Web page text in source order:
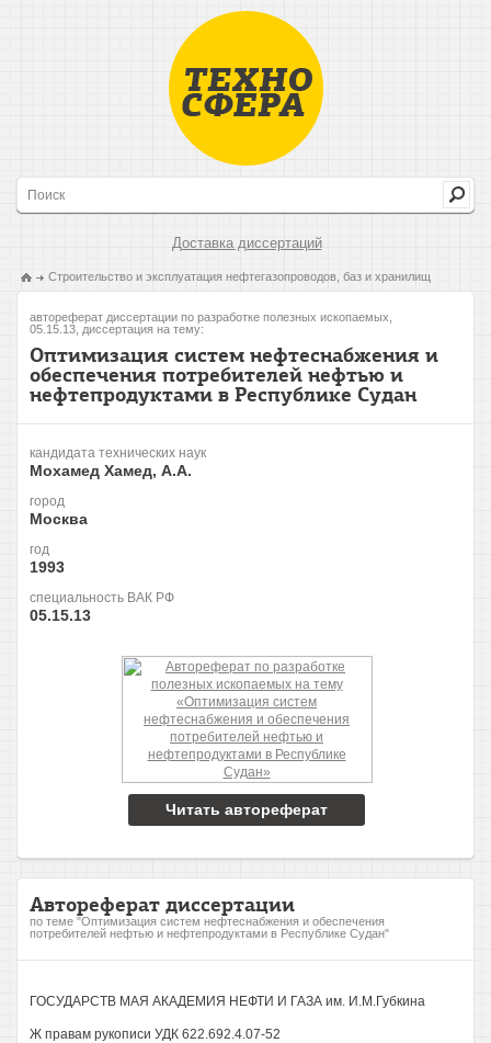
Доставка диссертаций
Строительство и эксплуатация нефтегазопроводов, баз и хранилищ
автореферат диссертации по разработке полезных ископаемых,
05.15.13, диссертация на тему:
Оптимизация систем нефтеснабжения и
обеспечения потребителей нефтью и
нефтепродуктами в Республике Судан
кандидата технических наук
Мохамед Хамед, А.А.
город
Москва
год
1993
специальность ВАК РФ
05.15.13
Читать автореферат
Автореферат диссертации
по теме "Оптимизация систем нефтеснабжения и обеспечения
потребителей нефтью и нефтепродуктами в Республике Судан"
ГОСУДАРСТВ МАЯ АКАДЕМИЯ НЕФТИ И ГАЗА им. И.М.Губкина
Ж правам рукописи УДК 622.692.4.07-52